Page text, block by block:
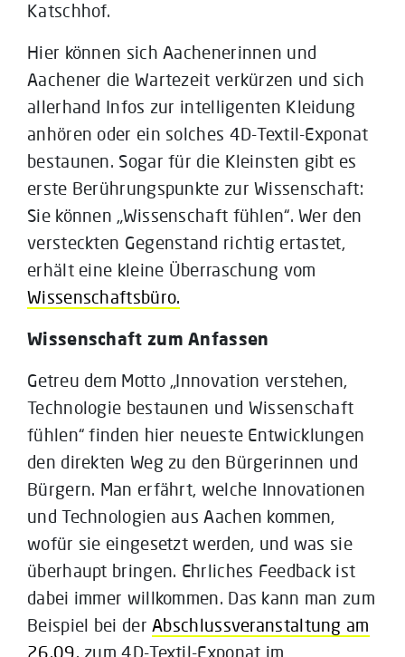
Katschhof.
Hier können sich Aachenerinnen und
Aachener die Wartezeit verkürzen und sich
allerhand Infos zur intelligenten Kleidung
anhören oder ein solches 4D-Textil-Exponat
bestaunen. Sogar für die Kleinsten gibt es
erste Berührungspunkte zur Wissenschaft:
Sie können „Wissenschaft fühlen“. Wer den
versteckten Gegenstand richtig ertastet,
erhält eine kleine Überraschung vom
Wissenschaftsbüro.
Wissenschaft zum Anfassen
Getreu dem Motto „Innovation verstehen,
Technologie bestaunen und Wissenschaft
fühlen“ finden hier neueste Entwicklungen
den direkten Weg zu den Bürgerinnen und
Bürgern. Man erfährt, welche Innovationen
und Technologien aus Aachen kommen,
wofür sie eingesetzt werden, und was sie
überhaupt bringen. Ehrliches Feedback ist
dabei immer willkommen. Das kann man zum
Beispiel bei derAbschlussveranstaltung am
26.09. zum 4D-Textil-Exponat im